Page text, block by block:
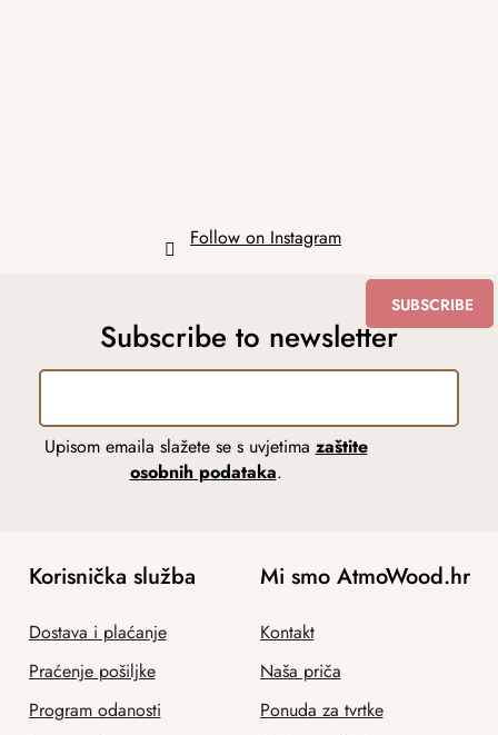
Follow on Instagram
Subscribe to newsletter
Upisom emaila slažete se s uvjetima zaštite
osobnih podataka.
SUBSCRIBE
Korisnička služba
Dostava i plaćanje
Praćenje pošiljke
Program odanosti
Mi smo AtmoWood.hr
Kontakt
Naša priča
Ponuda za tvrtke